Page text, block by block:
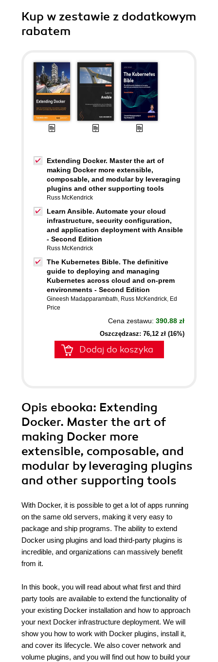
Kup w zestawie z dodatkowym
rabatem
Extending Docker. Master the art of
making Docker more extensible,
composable, and modular by leveraging
plugins and other supporting tools
Russ McKendrick
Learn Ansible. Automate your cloud
infrastructure, security configuration,
and application deployment with Ansible
- Second Edition
Russ McKendrick
The Kubernetes Bible. The definitive
guide to deploying and managing
Kubernetes across cloud and on-prem
environments - Second Edition
Gineesh Madapparambath, Russ McKendrick, Ed
Price
Cena zestawu: 390.88 zł
Oszczędzasz: 76,12 zł (16%)
Dodaj do koszyka
Opis ebooka: Extending
Docker. Master the art of
making Docker more
extensible, composable, and
modular by leveraging plugins
and other supporting tools
With Docker, it is possible to get a lot of apps running
on the same old servers, making it very easy to
package and ship programs. The ability to extend
Docker using plugins and load third-party plugins is
incredible, and organizations can massively benefit
from it.
In this book, you will read about what first and third
party tools are available to extend the functionality of
your existing Docker installation and how to approach
your next Docker infrastructure deployment. We will
show you how to work with Docker plugins, install it,
and cover its lifecycle. We also cover network and
volume plugins, and you will find out how to build your